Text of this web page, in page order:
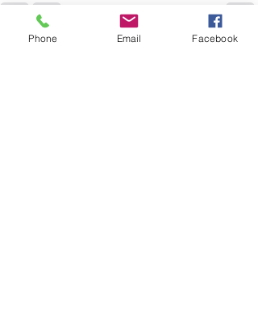
Ver tudo
Phone Email Facebook